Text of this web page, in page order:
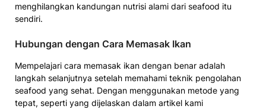
menghilangkan kandungan nutrisi alami dari seafood itu
sendiri.
Hubungan dengan Cara Memasak Ikan
Mempelajari cara memasak ikan dengan benar adalah
langkah selanjutnya setelah memahami teknik pengolahan
seafood yang sehat. Dengan menggunakan metode yang
tepat, seperti yang dijelaskan dalam artikel kami